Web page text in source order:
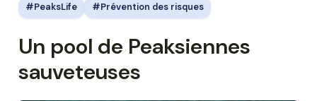
PeaksLife Prévention des risques
Un pool de Peaksiennes
sauveteuses